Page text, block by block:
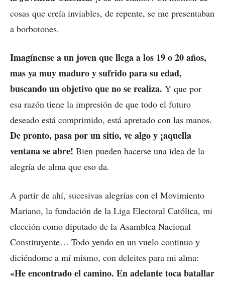
cosas que creía inviables, de repente, se me presentaban
a borbotones.
Imagínense a un joven que llega a los 19 o 20 años,
mas ya muy maduro y sufrido para su edad,
buscando un objetivo que no se realiza. Y que por
esa razón tiene la impresión de que todo el futuro
deseado está comprimido, está apretado con las manos.
De pronto, pasa por un sitio, ve algo y ¡aquella
ventana se abre! Bien pueden hacerse una idea de la
alegría de alma que eso da.
A partir de ahí, sucesivas alegrías con el Movimiento
Mariano, la fundación de la Liga Electoral Católica, mi
elección como diputado de la Asamblea Nacional
Constituyente… Todo yendo en un vuelo continuo y
diciéndome a mí mismo, con deleites para mi alma:
«He encontrado el camino. En adelante toca batallar